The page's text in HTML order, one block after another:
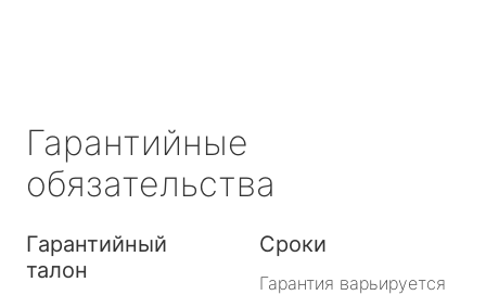
Гарантийные
обязательства
Гарантийный
талон
Сроки
Гарантия варьируется